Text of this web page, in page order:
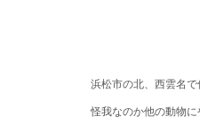
浜松市の北、西雲名
怪我なのか他の動物